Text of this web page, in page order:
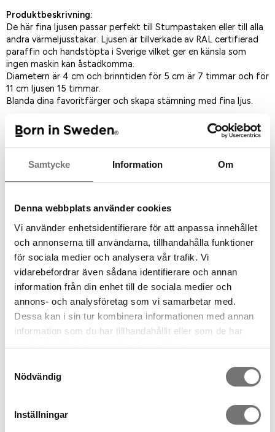
Samtycke Information Om
Denna webbplats använder cookies
Vi använder enhetsidentifierare för att anpassa innehållet
och annonserna till användarna, tillhandahålla funktioner
för sociala medier och analysera vår trafik. Vi
vidarebefordrar även sådana identifierare och annan
information från din enhet till de sociala medier och
annons- och analysföretag som vi samarbetar med.
Dessa kan i sin tur kombinera informationen med annan
information som du har tillhandahållit eller som de har
samlat in när du har använt deras tjänster.
Nödvändig
Inställningar
Produktbeskrivning:
De här fina ljusen passar perfekt till Stumpastaken eller till alla
andra värmeljusstakar. Ljusen är tillverkade av RAL certifierad
paraffin och handstöpta i Sverige vilket ger en känsla som
ingen maskin kan åstadkomma.
Diametern är 4 cm och brinntiden för 5 cm är 7 timmar och för
11 cm ljusen 15 timmar.
Blanda dina favoritfärger och skapa stämning med fina ljus.
Artikelnummer:
Andra köpte även
25 kr